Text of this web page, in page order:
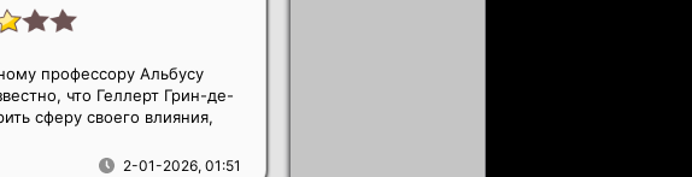
2-01-2026, 01:51
профессору Альбусу
что Геллерт Грин-де-
сферу своего влияния,